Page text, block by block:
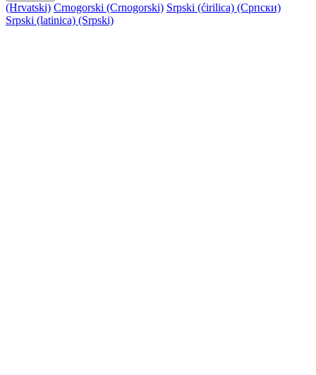
(Hrvatski) Crnogorski (Crnogorski) Srpski (ćirilica) (Српски)
Srpski (latinica) (Srpski)